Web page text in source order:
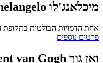
מיכלאנג'לו
אחת הדמויות הבולטות בתקופת
פרטים נוספים
ואן גוך van Gogh